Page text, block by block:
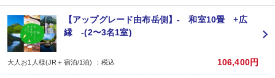
一日の巡りを整えたあとは、男池湧水群や湯の坪街道へ。
水と緑に癒される、夏の由布院散策もおすすめです。
【お食事】
月替りの和食創作会席「柚富（ゆふ）会席」
メインは豊後牛の中でも4等級以上の『おおいた和牛』です。
夏の味覚を存分にお楽しみいただけるひと品として、
【アップグレード由布岳側】- 和室10畳 +広
縁 -(2〜3名1室)
大人お1人様(JR＋宿泊/1泊) ：税込 106,400円